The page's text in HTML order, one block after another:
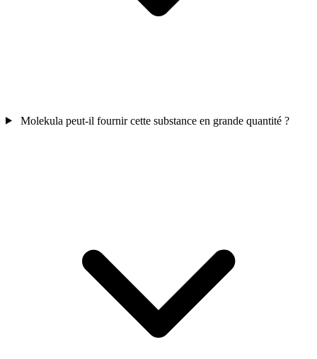
Molekula peut-il fournir cette substance en grande quantité ?